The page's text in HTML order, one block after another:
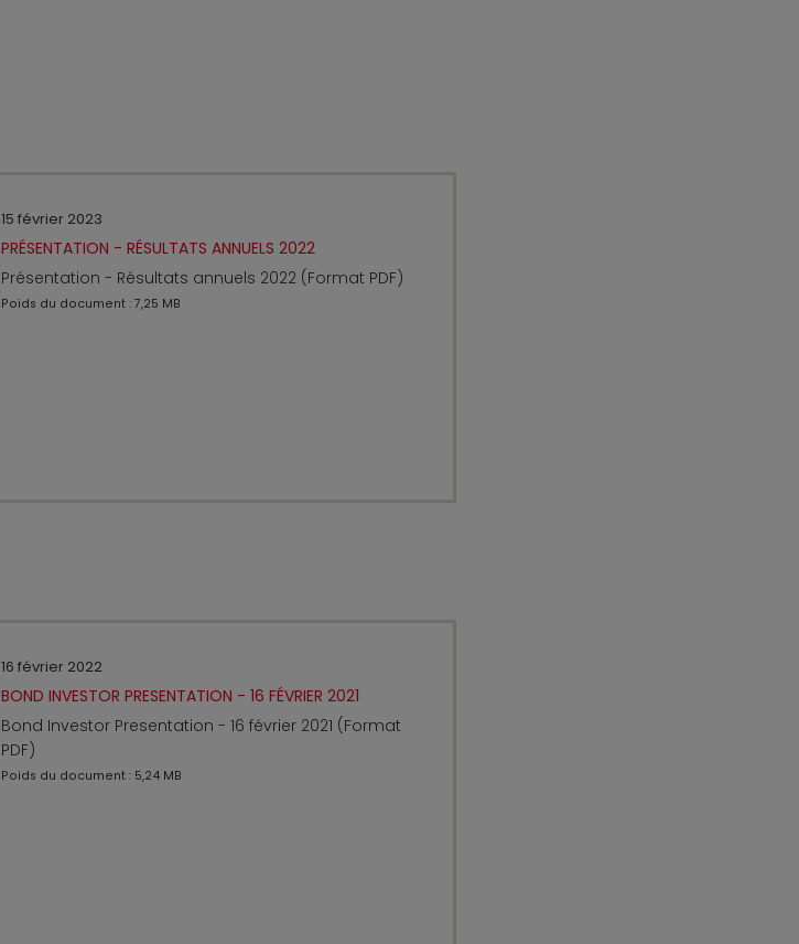
15 février 2023
PRÉSENTATION - RÉSULTATS ANNUELS 2022
Présentation - Résultats annuels 2022 (Format PDF)
Poids du document : 7,25 MB
16 février 2022
BOND INVESTOR PRESENTATION - 16 FÉVRIER 2021
Bond Investor Presentation - 16 février 2021 (Format
PDF)
Poids du document : 5,24 MB